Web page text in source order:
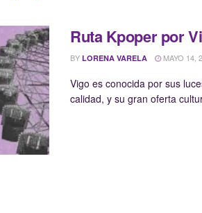
Ruta Kpoper por
BY LORENA VARELA MAYO 14,
Vigo es conocida por sus
calidad, y su gran oferta